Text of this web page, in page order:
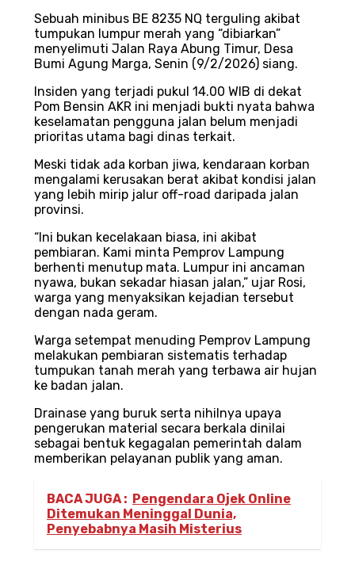
Sebuah minibus BE 8235 NQ terguling akibat
tumpukan lumpur merah yang “dibiarkan”
menyelimuti Jalan Raya Abung Timur, Desa
Bumi Agung Marga, Senin (9/2/2026) siang.
Insiden yang terjadi pukul 14.00 WIB di dekat
Pom Bensin AKR ini menjadi bukti nyata bahwa
keselamatan pengguna jalan belum menjadi
prioritas utama bagi dinas terkait.
Meski tidak ada korban jiwa, kendaraan korban
mengalami kerusakan berat akibat kondisi jalan
yang lebih mirip jalur off-road daripada jalan
provinsi.
“Ini bukan kecelakaan biasa, ini akibat
pembiaran. Kami minta Pemprov Lampung
berhenti menutup mata. Lumpur ini ancaman
nyawa, bukan sekadar hiasan jalan,” ujar Rosi,
warga yang menyaksikan kejadian tersebut
dengan nada geram.
Warga setempat menuding Pemprov Lampung
melakukan pembiaran sistematis terhadap
tumpukan tanah merah yang terbawa air hujan
ke badan jalan.
Drainase yang buruk serta nihilnya upaya
pengerukan material secara berkala dinilai
sebagai bentuk kegagalan pemerintah dalam
memberikan pelayanan publik yang aman.
BACA JUGA : Pengendara Ojek Online
Ditemukan Meninggal Dunia,
Penyebabnya Masih Misterius